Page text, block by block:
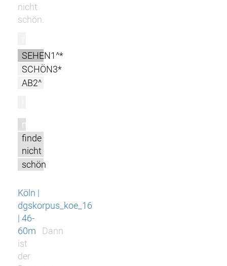
nicht
schön.
SEHEN1^*
SCHÖN3*
AB2^
m
finde
nicht
schön
Köln |
dgskorpus_koe_16
| 46-
60m
Dann
ist
der